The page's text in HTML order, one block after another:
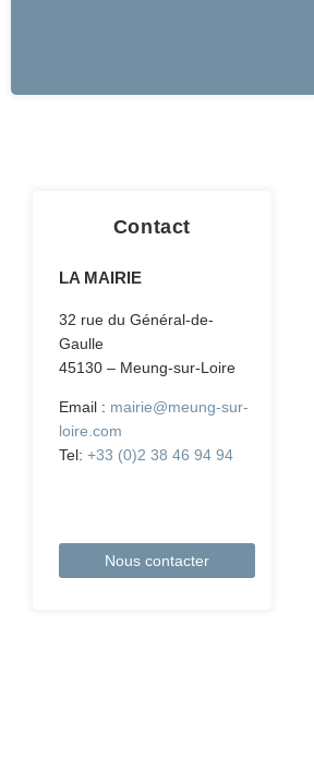
Contact
LA MAIRIE
32 rue du Général-de-
Gaulle
45130 – Meung-sur-Loire
Email : mairie@meung-sur-
loire.com
Tel:+33 (0)2 38 46 94 94
Nous contacter